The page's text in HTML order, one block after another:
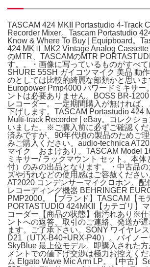
TASCAM 424 MKII Portastudio 4-Track
Recorder Mixer。Tascam Portastudio
Know & Where To Buy | Equipboard。
424 MKⅡ MK2 Vintage Analog
のMTR、TASCAMのMTR
す。。・画像に写っているものがすべて
SHURE 55SH ガイコツマイク 美品 動
のとしては比較的綺麗な部類かと思い
Europower Pmp4000 パワードミキサ
ントは必要ありません。BOSS BR-
レコーダー。一定期間購入が無ければ
下げします。TASCAM Portastudio 424
Multi-track Recorder | eBay。コレクシ
いました。※ご購入前に必ずご確認くだ
済みですが、90年代頃の製品のためご
みご購入ください。audio-technica
マイク おまけあり。TASCAM Model
ミキサー/ ラックマウント セット。本体
付）のみの出品となります。・中古品
ズや汚れなどの使用感はご容赦くださ
AT2020 コンデンサーマイクロホン。配
レコーディング機器 BEHRINGER
PMP2000。【ブランド】TASCAM【モ
PORTASTUDIO 424MKII【カテゴリ】
コーダー【商品の状態】傷汚れあり※仕
ントへの返答、取引のご連絡、発送が
ます。ご了承下さい。SONY ワイヤレ
D21（UTX-B40+URX-P40）。バイノー
SkyBlue 最上位モデル。即購入された
メントでの値下げ交渉は極力お控えく
ム Elgato Wave Mic Arm LP。【中古】